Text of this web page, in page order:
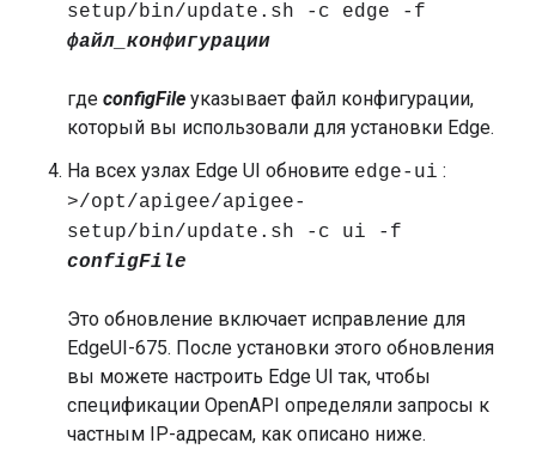
setup/bin/update.sh -c edge -f
файл_конфигурации
где configFile указывает файл конфигурации,
который вы использовали для установки Edge.
На всех узлах Edge UI обновите edge-ui :
>/opt/apigee/apigee-
setup/bin/update.sh -c ui -f
configFile
Это обновление включает исправление для
EdgeUI-675. После установки этого обновления
вы можете настроить Edge UI так, чтобы
спецификации OpenAPI определяли запросы к
частным IP-адресам, как описано ниже.